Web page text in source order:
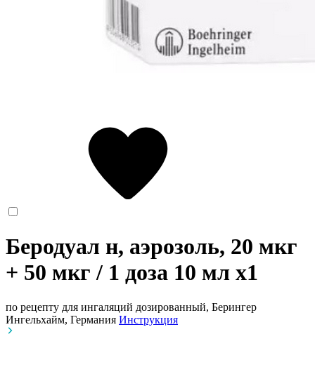
Беродуал н, аэрозоль, 20 мкг
+ 50 мкг / 1 доза 10 мл x1
по рецепту для ингаляций дозированный, Берингер
Ингельхайм, Германия Инструкция